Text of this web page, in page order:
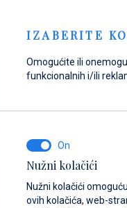
Saznajte više
svoje plovilo
Saznajte više
Saznajte
NOVOSTI Zahtjev za
IZABERITE
Omogućite ili
funkcionalnih i/ili
Nužni kolačići
Nužni kolačići
ovih kolačića, web-